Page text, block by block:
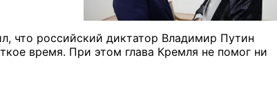
что российский диктатор Владимир Путин
время. При этом глава Кремля не помог ни